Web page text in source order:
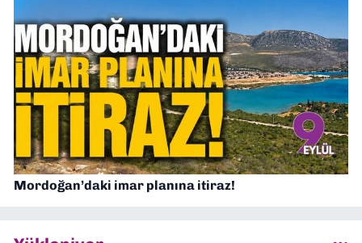
Mordoğan’daki imar planına itiraz!